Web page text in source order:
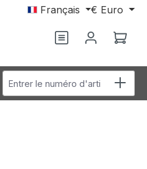
Français € Euro
Vous avez 0Le
Entrer le numéro d'article